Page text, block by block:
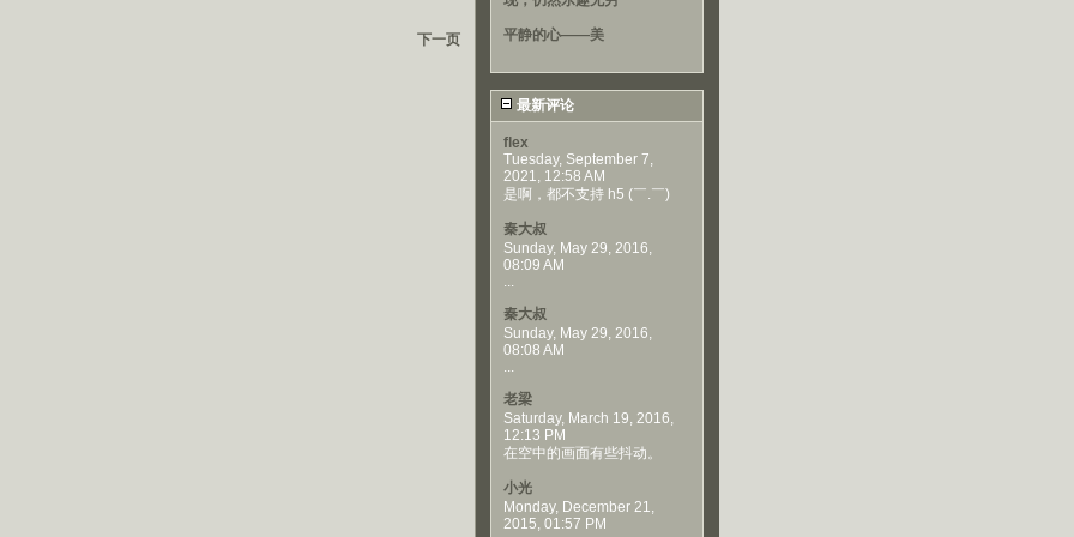
下一页 平静的心——美
最新评论
flex
Tuesday, September 7,
2021, 12:58 AM
是啊，都不支持 h5 (￣.￣)
秦大叔
Sunday, May 29, 2016,
08:09 AM
...
秦大叔
Sunday, May 29, 2016,
08:08 AM
...
老梁
Saturday, March 19, 2016,
12:13 PM
在空中的画面有些抖动。
小光
Monday, December 21,
2015, 01:57 PM